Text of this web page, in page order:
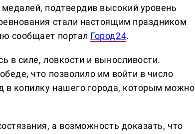
подтвердив высокий уровень
стали настоящим праздником
сообщает портал Город24.
в силе, ловкости и выносливости.
что позволило им войти в число
в копилку нашего города, которым можно
а возможность доказать, что